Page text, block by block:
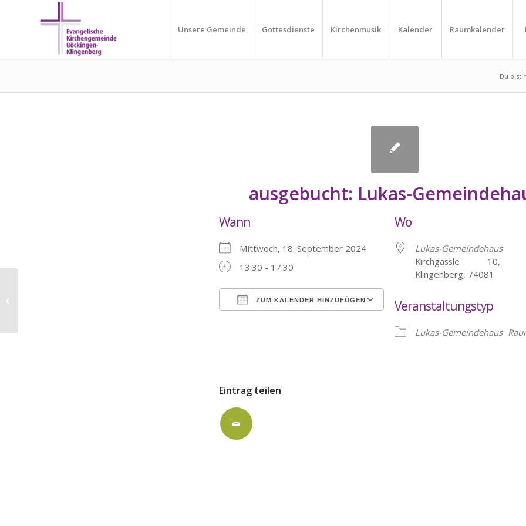
Unsere Gemeinde Gottesdienste Kirchenmusik Kalender Raumkalender
Du bist
ausgebucht: Lukas-
Wann
Mittwoch, 18. September 2024
13:30 - 17:30
ZUM KALENDER HINZUFÜGEN
Wo
Lukas-Gemeindehaus
Kirchgässle 10,
Klingenberg, 74081
Veranstaltungstyp
Lukas-Gemeindehaus
Eintrag teilen